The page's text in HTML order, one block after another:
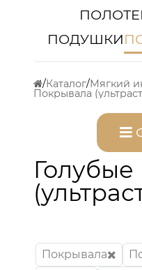
ПОДУШКИ
Каталог Мягкий
Покрывала
Покрывала